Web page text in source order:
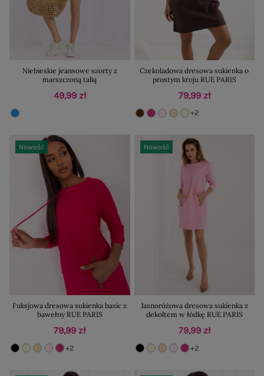
Niebieskie jeansowe szorty z
marszczoną talią
49,99 zł
Czekoladowa dresowa sukienka o
prostym kroju RUE PARIS
79,99 zł
+2
Nowość
Fuksjowa dresowa sukienka basic z
bawełny RUE PARIS
79,99 zł
+2
Nowość
Jasnoróżowa dresowa sukienka z
dekoltem w łódkę RUE PARIS
79,99 zł
+2